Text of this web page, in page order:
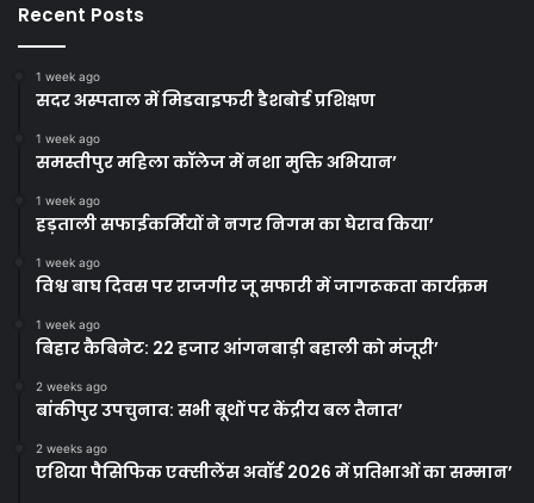
Recent Posts
1 week ago
सदर अस्पताल में मिडवाइफरी डैशबोर्ड प्रशिक्षण
1 week ago
समस्तीपुर महिला कॉलेज में नशा मुक्ति अभियान’
1 week ago
हड़ताली सफाईकर्मियों ने नगर निगम का घेराव किया’
1 week ago
विश्व बाघ दिवस पर राजगीर जू सफारी में जागरूकता कार्यक्रम
1 week ago
बिहार कैबिनेट: 22 हजार आंगनबाड़ी बहाली को मंजूरी’
2 weeks ago
बांकीपुर उपचुनाव: सभी बूथों पर केंद्रीय बल तैनात’
2 weeks ago
एशिया पैसिफिक एक्सीलेंस अवॉर्ड 2026 में प्रतिभाओं का सम्मान’